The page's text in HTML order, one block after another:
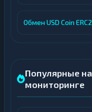
Обмен USD Coin
Популярные
мониторинге